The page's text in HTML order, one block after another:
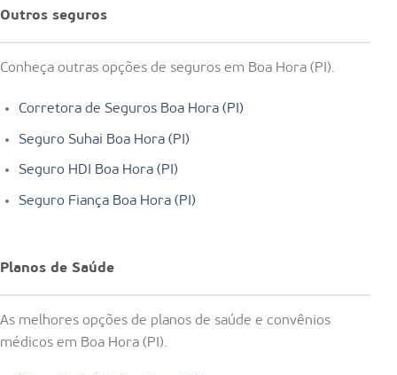
Outros seguros
Conheça outras opções de seguros em Boa Hora (PI).
Corretora de Seguros Boa Hora (PI)
Seguro Suhai Boa Hora (PI)
Seguro HDI Boa Hora (PI)
Seguro Fiança Boa Hora (PI)
Planos de Saúde
As melhores opções de planos de saúde e convênios
médicos em Boa Hora (PI).